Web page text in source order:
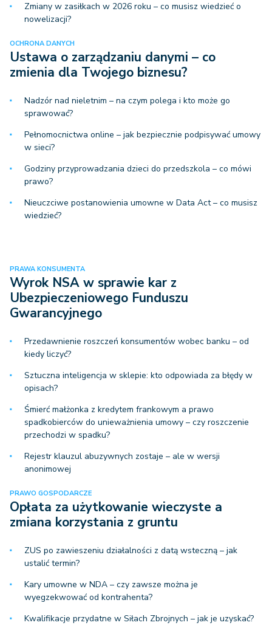
Zmiany w zasiłkach w 2026 roku – co musisz wiedzieć o
nowelizacji?
OCHRONA DANYCH
Ustawa o zarządzaniu danymi – co
zmienia dla Twojego biznesu?
Nadzór nad nieletnim – na czym polega i kto może go
sprawować?
Pełnomocnictwa online – jak bezpiecznie podpisywać umowy
w sieci?
Godziny przyprowadzania dzieci do przedszkola – co mówi
prawo?
Nieuczciwe postanowienia umowne w Data Act – co musisz
wiedzieć?
PRAWA KONSUMENTA
Wyrok NSA w sprawie kar z
Ubezpieczeniowego Funduszu
Gwarancyjnego
Przedawnienie roszczeń konsumentów wobec banku – od
kiedy liczyć?
Sztuczna inteligencja w sklepie: kto odpowiada za błędy w
opisach?
Śmierć małżonka z kredytem frankowym a prawo
spadkobierców do unieważnienia umowy – czy roszczenie
przechodzi w spadku?
Rejestr klauzul abuzywnych zostaje – ale w wersji
anonimowej
PRAWO GOSPODARCZE
Opłata za użytkowanie wieczyste a
zmiana korzystania z gruntu
ZUS po zawieszeniu działalności z datą wsteczną – jak
ustalić termin?
Kary umowne w NDA – czy zawsze można je
wyegzekwować od kontrahenta?
Kwalifikacje przydatne w Siłach Zbrojnych – jak je uzyskać?